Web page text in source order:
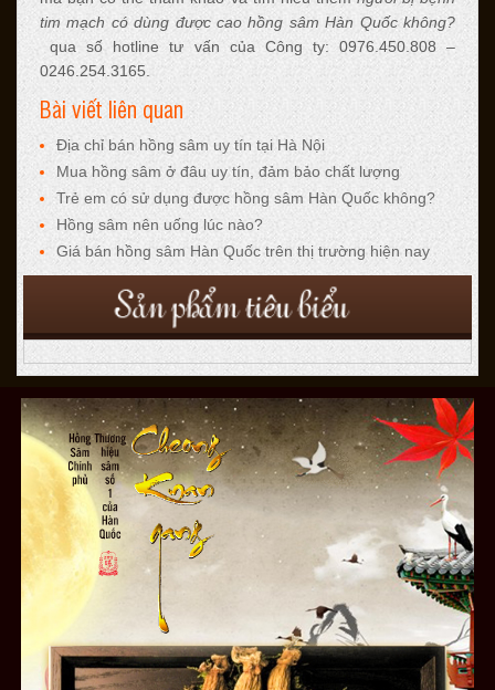
tim mạch có dùng được cao hồng sâm Hàn Quốc không?
qua số hotline tư vấn của Công ty: 0976.450.808 –
0246.254.3165.
Bài viết liên quan
Địa chỉ bán hồng sâm uy tín tại Hà Nội
Mua hồng sâm ở đâu uy tín, đảm bảo chất lượng
Trẻ em có sử dụng được hồng sâm Hàn Quốc không?
Hồng sâm nên uống lúc nào?
Giá bán hồng sâm Hàn Quốc trên thị trường hiện nay